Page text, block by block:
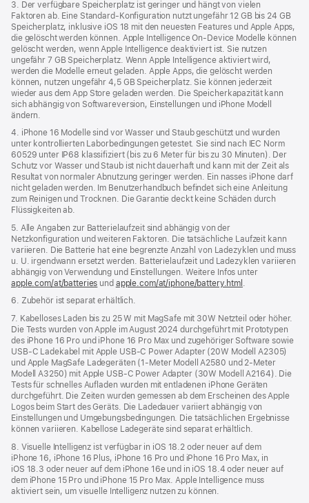
3. Der verfügbare Speicherplatz ist geringer und hängt von vielen
Faktoren ab. Eine Standard-Konfiguration nutzt ungefähr 12 GB bis 24 GB
Speicherplatz, inklusive iOS 18 mit den neuesten Features und Apple Apps,
die gelöscht werden können. Apple Intelligence On‑Device Modelle können
gelöscht werden, wenn Apple Intelligence deaktiviert ist. Sie nutzen
ungefähr 7 GB Speicherplatz. Wenn Apple Intelligence aktiviert wird,
werden die Modelle erneut geladen. Apple Apps, die gelöscht werden
können, nutzen ungefähr 4,5 GB Speicherplatz. Sie können jederzeit
wieder aus dem App Store geladen werden. Die Speicherkapazität kann
sich abhängig von Softwareversion, Einstellungen und iPhone Modell
ändern.
4. iPhone 16 Modelle sind vor Wasser und Staub geschützt und wurden
unter kontrollierten Laborbedingungen getestet. Sie sind nach IEC Norm
60529 unter IP68 klassifiziert (bis zu 6 Meter für bis zu 30 Minuten). Der
Schutz vor Wasser und Staub ist nicht dauerhaft und kann mit der Zeit als
Resultat von normaler Abnutzung geringer werden. Ein nasses iPhone darf
nicht geladen werden. Im Benutzerhandbuch befindet sich eine Anleitung
zum Reinigen und Trocknen. Die Garantie deckt keine Schäden durch
Flüssigkeiten ab.
5. Alle Angaben zur Batterielaufzeit sind abhängig von der
Netzkonfiguration und weiteren Faktoren. Die tatsächliche Laufzeit kann
variieren. Die Batterie hat eine begrenzte Anzahl von Lade­zyklen und muss
u. U. irgend­wann ersetzt werden. Batterielaufzeit und Ladezyklen variieren
abhängig von Verwendung und Einstellungen. Weitere Infos unter
apple.com/at/batteries und apple.com/at/iphone/battery.html
6. Zubehör ist separat erhältlich.
7. Kabelloses Laden bis zu 25 W mit MagSafe mit 30W Netzteil oder höher.
Die Tests wurden von Apple im August 2024 durchgeführt mit Prototypen
des iPhone 16 Pro und iPhone 16 Pro Max und zugehöriger Software­ sowie
USB‑C Ladekabel mit Apple USB‑C Power Adapter (20W Modell A2305)
und Apple MagSafe Ladegeräten (1‑Meter Modell A2580 und 2‑Meter
Modell A3250) mit Apple USB‑C Power Adapter (30W Modell A2164). Die
Tests für schnelles Aufladen wurden mit entladenen iPhone Geräten
durchgeführt. Die Zeiten wurden gemessen ab dem Erscheinen des Apple
Logos beim Start des Geräts. Die Ladedauer variiert abhängig von
Einstellungen und Umgebungsbedingungen. Die tatsächlichen Ergebnisse
können variieren. Kabellose Ladegeräte sind separat erhältlich.
8. Visuelle Intelligenz ist verfügbar in iOS 18.2 oder neuer auf dem
iPhone 16, iPhone 16 Plus, iPhone 16 Pro und iPhone 16 Pro Max, in
iOS 18.3 oder neuer auf dem iPhone 16e und in iOS 18.4 oder neuer auf
dem iPhone 15 Pro und iPhone 15 Pro Max. Apple Intelligence muss
aktiviert sein, um visuelle Intelligenz nutzen zu können.